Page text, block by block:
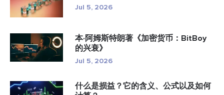
Jul 5, 2026
本·阿姆斯特朗著《加密货币：BitBoy
的兴衰》
Jul 5, 2026
什么是损益？它的含义、公式以及如何